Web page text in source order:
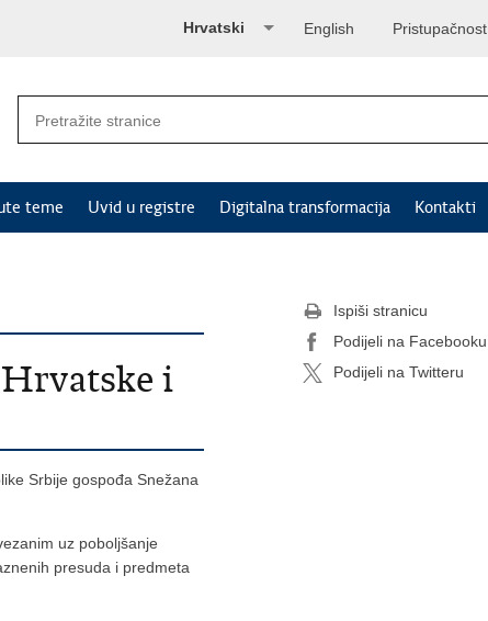
Pristupačnost
English
Hrvatski
teme Uvid u registre Digitalna transformacija Kontakti
i
Srbije gospođa Snežana
uz poboljšanje
presuda i predmeta
Ispiši stranicu
Podijeli na Facebooku
Podijeli na Twitteru